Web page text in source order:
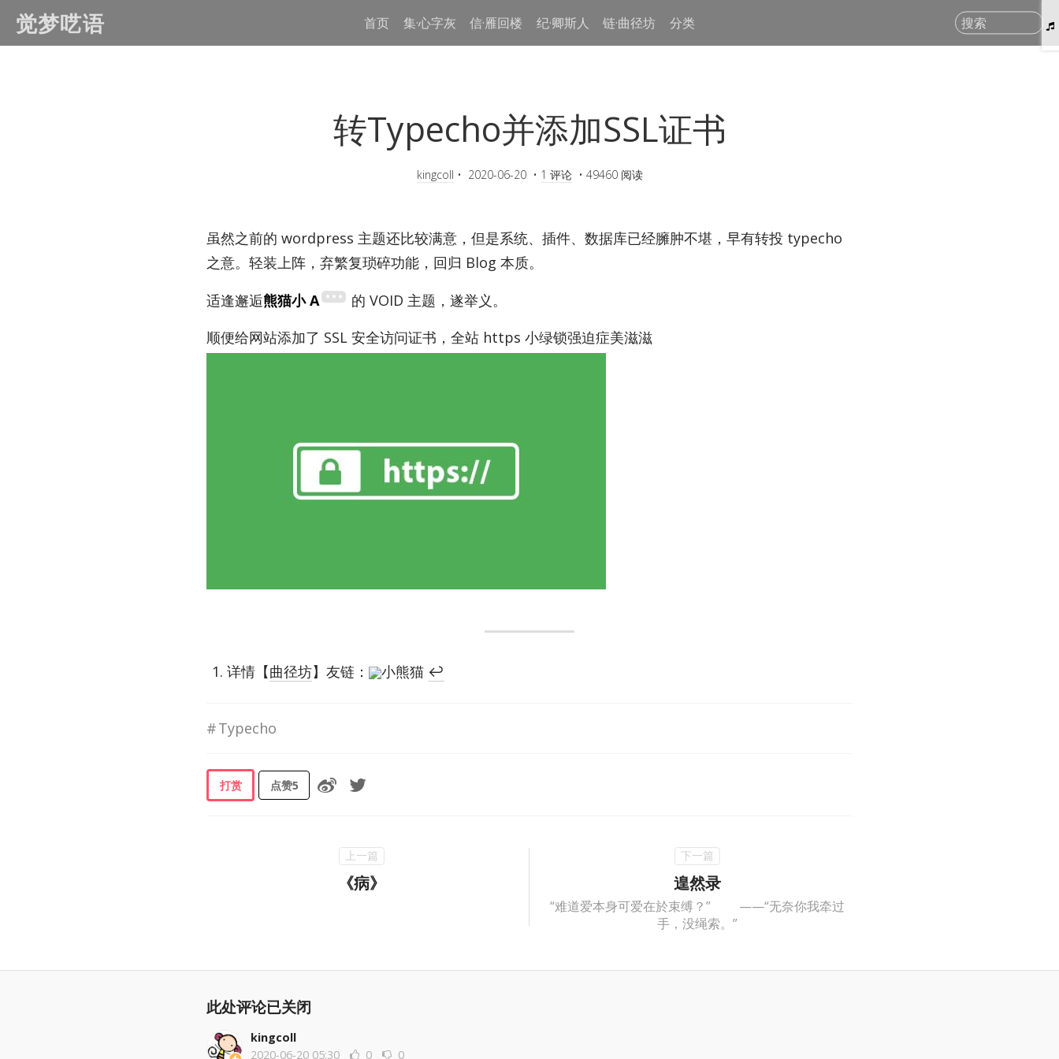
觉梦呓语 首页 集·心字灰 信·雁回楼 纪·卿斯人 链·曲径坊 分类 搜索
转Typecho并添加SSL证书
kingcoll • 2020-06-20• 1 评论• 49460 阅读
虽然之前的 word­press 主题还比较满意，但是系统、插件、数据库已经臃肿不堪，早有转投 type­cho
之意。轻装上阵，弃繁复琐碎功能，回归 Blog 本质。
适逢邂逅熊猫小 A
的 VOID 主题，遂举义。
顺便给网站添加了 SSL 安全访问证书，全站 https 小绿锁强迫症美滋滋
详情【曲径坊】友链： 小熊猫 ↩
Typecho
打赏 点赞5
《病》 遑然录
“难道爱本身可爱在於束缚？” ——“无奈你我牵过
手，没绳索。”
此处评论已关闭
kingcoll
2020-06-20 05:30
0 0